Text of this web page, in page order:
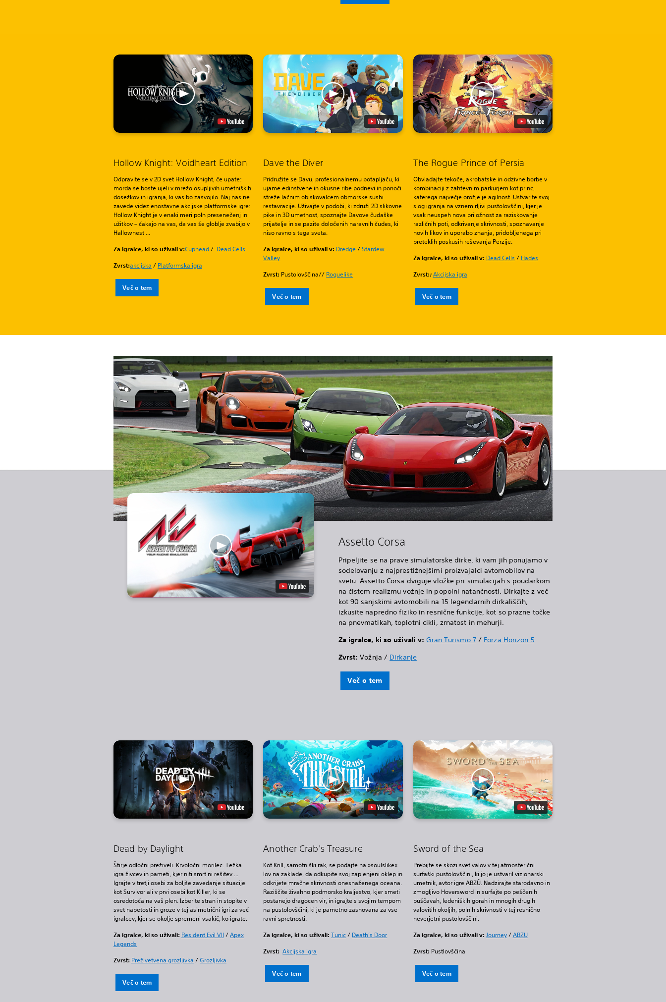
Hollow Knight: Voidheart Edition
Odpravite se v 2D svet Hollow Knight, če upate:
morda se boste ujeli v mrežo osupljivih umetniških
dosežkov in igranja, ki vas bo zasvojilo. Naj nas ne
zavede videz enostavne akcijske platformske igre:
Hollow Knight je v enaki meri poln presenečenj in
užitkov – čakajo na vas, da vas še globlje zvabijo v
Hallownest ...
Za igralce, ki so uživali v:Cuphead/ Dead Cells
Zvrst:akcijska / Platformska igra
Več o tem
Dave the Diver
Pridružite se Davu, profesionalnemu potapljaču, ki
ujame edinstvene in okusne ribe podnevi in ponoči
streže lačnim obiskovalcem obmorske sushi
restavracije. Uživajte v podobi, ki združi 2D slikovne
pike in 3D umetnost, spoznajte Davove čudaške
prijatelje in se pazite določenih naravnih čudes, ki
niso ravno s tega sveta.
Za igralce, ki so uživali v: Dredge/Stardew
Valley
Zvrst: Pustolovščina// Roguelike
Več o tem
The Rogue Prince of Persia
Obvladajte tekoče, akrobatske in odzivne borbe v
kombinaciji z zahtevnim parkurjem kot princ,
katerega največje orožje je agilnost. Ustvarite svoj
slog igranja na vznemirljivi pustolovščini, kjer je
vsak neuspeh nova priložnost za raziskovanje
različnih poti, odkrivanje skrivnosti, spoznavanje
novih likov in uporabo znanja, pridobljenega pri
preteklih poskusih reševanja Perzije.
Za igralce, ki so uživali v: Dead Cells / Hades
Zvrst:: Akcijska igra
Več o tem
Assetto Corsa
Pripeljite se na prave simulatorske dirke, ki vam jih ponujamo v
sodelovanju z najprestižnejšimi proizvajalci avtomobilov na
svetu. Assetto Corsa dviguje vložke pri simulacijah s poudarkom
na čistem realizmu vožnje in popolni natančnosti. Dirkajte z več
kot 90 sanjskimi avtomobili na 15 legendarnih dirkališčih,
izkusite napredno fiziko in resnične funkcije, kot so prazne točke
na pnevmatikah, toplotni cikli, zrnatost in mehurji.
Za igralce, ki so uživali v:Gran Turismo 7/ Forza Horizon 5
Zvrst:Vožnja / Dirkanje
Več o tem
Dead by Daylight
Štirje odločni preživeli. Krvoločni morilec. Težka
igra živcev in pameti, kjer niti smrt ni rešitev ...
Igrajte v tretji osebi za boljše zavedanje situacije
kot Survivor ali v prvi osebi kot Killer, ki se
osredotoča na vaš plen. Izberite stran in stopite v
svet napetosti in groze v tej asimetrični igri za več
igralcev, kjer se okolje spremeni vsakič, ko igrate.
Za igralce, ki so uživali: Resident Evil VII /Apex
Legends
Zvrst: Preživetvena grozljivka /Grozljivka
Več o tem
Another Crab's Treasure
Kot Krill, samotniški rak, se podajte na »soulslike«
lov na zaklade, da odkupite svoj zaplenjeni oklep in
odkrijete mračne skrivnosti onesnaženega oceana.
Raziščite živahno podmorsko kraljestvo, kjer smeti
postanejo dragocen vir, in igrajte s svojim tempom
na pustolovščini, ki je pametno zasnovana za vse
ravni spretnosti.
Za igralce, ki so uživali: Tunic/ Death’s Door
Zvrst: Akcijska igra
Več o tem
Sword of the Sea
Prebijte se skozi svet valov v tej atmosferični
surfaški pustolovščini, ki jo je ustvaril vizionarski
umetnik, avtor igre ABZÛ. Nadzirajte starodavno in
zmogljivo Hoversword in surfajte po peščenih
puščavah, ledeniških gorah in mnogih drugih
valovitih okoljih, polnih skrivnosti v tej resnično
neverjetni pustolovščini.
Za igralce, ki so uživali v: Journey/ABZU
Zvrst: Pustlovščina
Več o tem